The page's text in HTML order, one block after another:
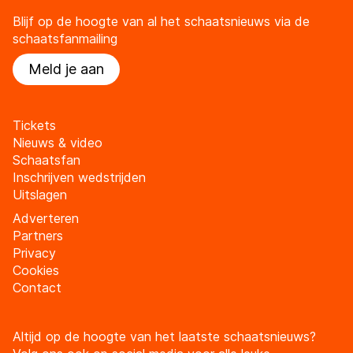
Blijf op de hoogte van al het schaatsnieuws via de
schaatsfanmailing
Meld je aan
Tickets
Nieuws & video
Schaatsfan
Inschrijven wedstrijden
Uitslagen
Adverteren
Partners
Privacy
Cookies
Contact
Altijd op de hoogte van het laatste schaatsnieuws?